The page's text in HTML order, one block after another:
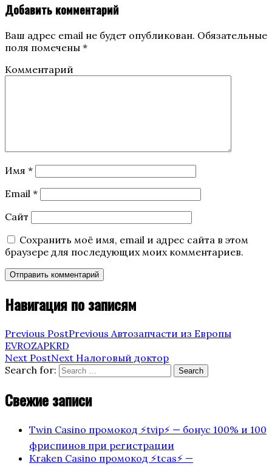
Добавить комментарий
Ваш адрес email не будет опубликован. Обязательные
поля помечены *
Комментарий
Имя *
Email *
Сайт
Сохранить моё имя, email и адрес сайта в этом
браузере для последующих моих комментариев.
Навигация по записям
Previous PostPrevious Автозапчасти из Европы
EVROZAPKRD
Next PostNext Налоговый доктор
Search for:
Search
Свежие записи
Twin Casino промокод ⚡️tvip⚡️ — бонус 100% и 100
фриспинов при регистрации
Kraken Casino промокод ⚡️tcas⚡️ —